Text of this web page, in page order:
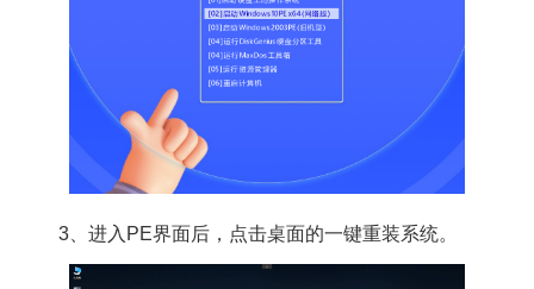
3、进入PE界面后，点击桌面的一键重装系统。